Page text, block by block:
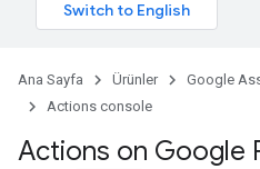
Ana Sayfa Ürünler Google
Actions console
Actions on Google